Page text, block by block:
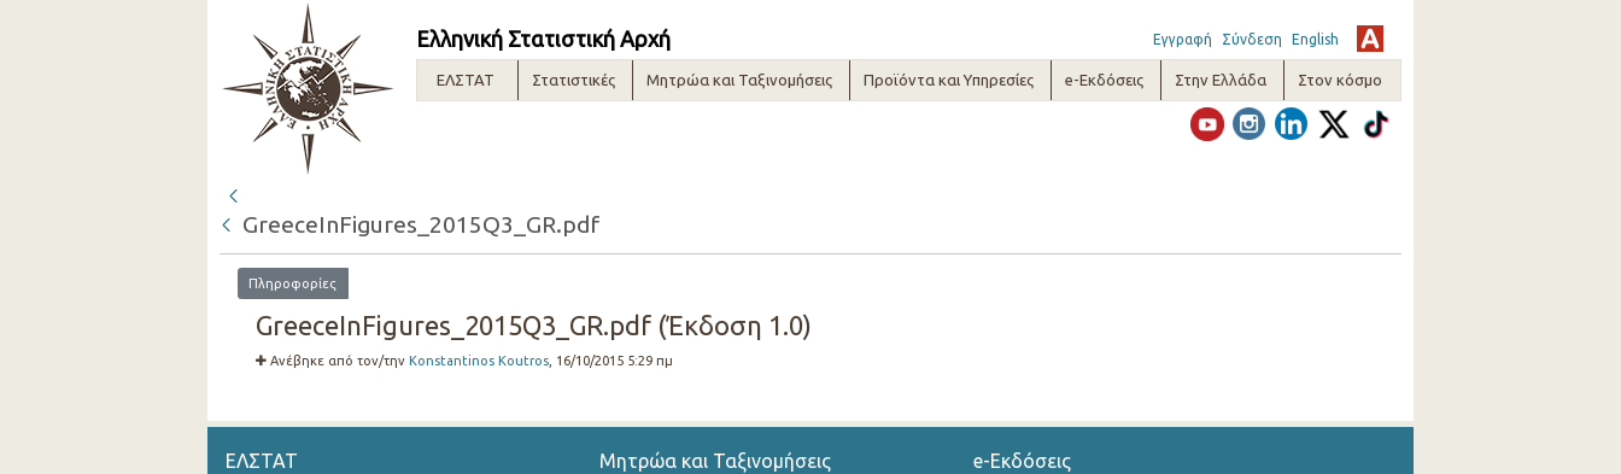
Ελληνική Στατιστική Αρχή Εγγραφή Σύνδεση English
ΕΛΣΤΑΤ Στατιστικές Μητρώα και Ταξινομήσεις Προϊόντα και Υπηρεσίες e-Εκδόσεις Στην Ελλάδα Στον κόσμο
GreeceInFigures_2015Q3_GR.pdf
Πληροφορίες
GreeceInFigures_2015Q3_GR.pdf (Έκδοση 1.0)
Ανέβηκε από τον/την Konstantinos Koutros, 16/10/2015 5:29 πμ
ΕΛΣΤΑΤ Μητρώα και Ταξινομήσεις e-Εκδόσεις